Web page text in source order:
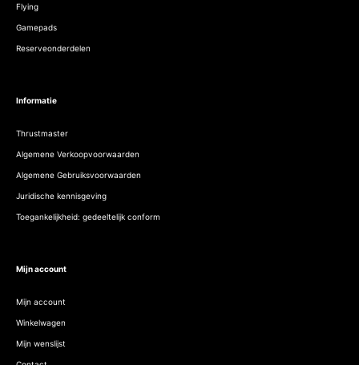
Flying
Gamepads
Reserveonderdelen
Informatie
Thrustmaster
Algemene Verkoopvoorwaarden
Algemene Gebruiksvoorwaarden
Juridische kennisgeving
Toegankelijkheid: gedeeltelijk conform
Mijn account
Mijn account
Winkelwagen
Mijn wenslijst